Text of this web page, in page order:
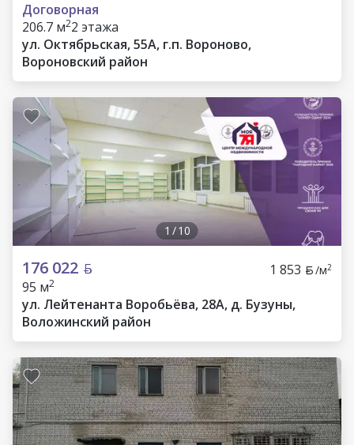
Договорная
206.7 м22 этажа
ул. Октябрьская, 55А, г.п. Вороново,
Вороновский район
1 /10
176 022 1 853 /м2
95 м2
ул. Лейтенанта Воробьёва, 28А, д. Бузуны,
Воложинский район